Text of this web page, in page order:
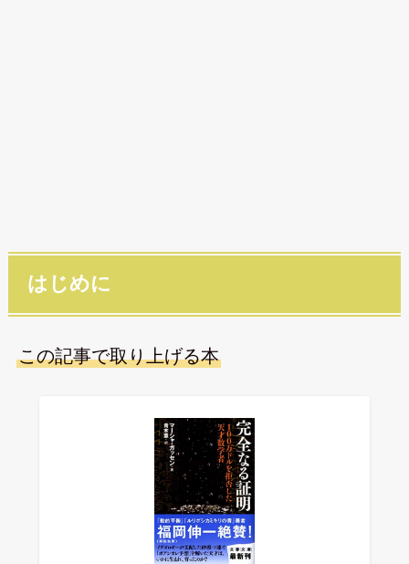
はじめに
この記事で取り上げる本